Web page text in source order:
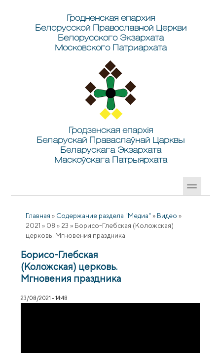
Гродненская епархия
Белорусской Православной Церкви
Белорусского Экзархата
Московского Патриархата
Гродзенская епархія
Беларускай Праваслаўнай Царквы
Беларускага Экзархата
Маскоўскага Патрыярхата
Главная » Содержание раздела "Медиа" » Видео »
2021 » 08 » 23 » Борисо-Глебская (Коложская)
церковь. Мгновения праздника
Борисо-Глебская
(Коложская) церковь.
Мгновения праздника
23/08/2021 - 14:48